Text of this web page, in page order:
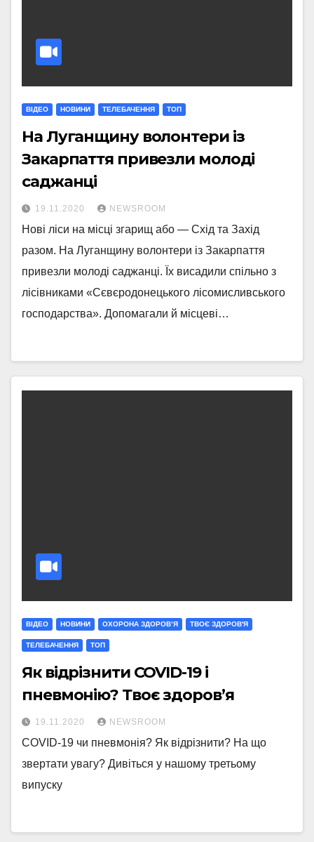
ВІДЕО НОВИНИ ТЕЛЕБАЧЕННЯ ТОП
На Луганщину волонтери із
Закарпаття привезли молоді
саджанці
19.11.2020 NEWSROOM
Нові ліси на місці згарищ або — Схід та Захід
разом. На Луганщину волонтери із Закарпаття
привезли молоді саджанці. Їх висадили спільно з
лісівниками «Сєвєродонецького лісомисливського
господарства». Допомагали й місцеві…
ВІДЕО НОВИНИ ОХОРОНА ЗДОРОВ’Я ТВОЄ ЗДОРОВ'Я
ТЕЛЕБАЧЕННЯ ТОП
Як відрізнити COVID-19 і
пневмонію? Твоє здоров’я
19.11.2020 NEWSROOM
COVID-19 чи пневмонія? Як відрізнити? На що
звертати увагу? Дивіться у нашому третьому
випуску